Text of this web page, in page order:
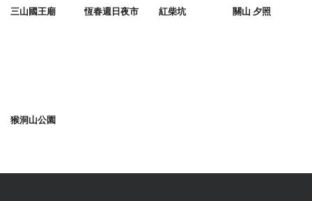
三山國王廟 恆春週日夜市 紅柴坑 關山 夕照
猴洞山公園